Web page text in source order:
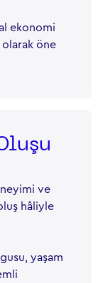
ekonomi
öne
ve
hâliyle
yaşam